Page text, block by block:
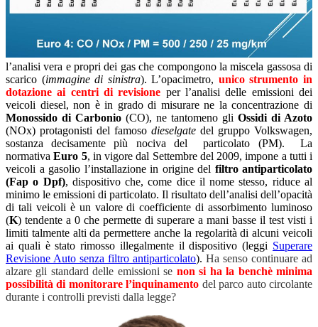
l’analisi vera e propri dei gas che compongono la miscela gassosa di
scarico (immagine di sinistra). L’opacimetro, unico strumento in
dotazione ai centri di revisione per l’analisi delle emissioni dei
veicoli diesel, non è in grado di misurare ne la concentrazione di
Monossido di Carbonio (CO), ne tantomeno gli Ossidi di Azoto
(NOx) protagonisti del famoso dieselgate del gruppo Volkswagen,
sostanza decisamente più nociva del particolato (PM). La
normativaEuro 5, in vigore dal Settembre del 2009, impone a tutti i
veicoli a gasolio l’installazione in origine del filtro antiparticolato
(Fap o Dpf), dispositivo che, come dice il nome stesso, riduce al
minimo le emissioni di particolato. Il risultato dell’analisi dell’opacità
di tali veicoli è un valore di coefficiente di assorbimento luminoso
(K) tendente a 0 che permette di superare a mani basse il test visti i
limiti talmente alti da permettere anche la regolarità di alcuni veicoli
ai quali è stato rimosso illegalmente il dispositivo (leggi Superare
Revisione Auto senza filtro antiparticolato). Ha senso continuare ad
alzare gli standard delle emissioni se non si ha la benchè minima
possibilità di monitorare l’inquinamento del parco auto circolante
durante i controlli previsti dalla legge?